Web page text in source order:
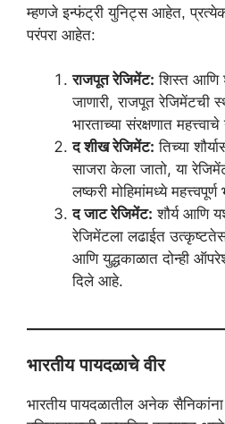
म्हणजे इन्फंट्री युनिट्स आहेत,
परंपरा आहेत:
राजपूत रेजिमेंट: शिस्त आणि
जाणारी, राजपूत रेजिमेंटची
भारताच्या संरक्षणात
द शीख रेजिमेंट: तिच्या
साजरा केला जातो, या
लष्करी मोहिमांमध्ये
द जाट रेजिमेंट: शौर्य आणि
रेजिमेंटला लढाईत
आणि युद्धकाळात दोन्ही
दिले आहे.
भारतीय पायदळाचे वीर
भारतीय पायदळातील अनेक सैनिकांना